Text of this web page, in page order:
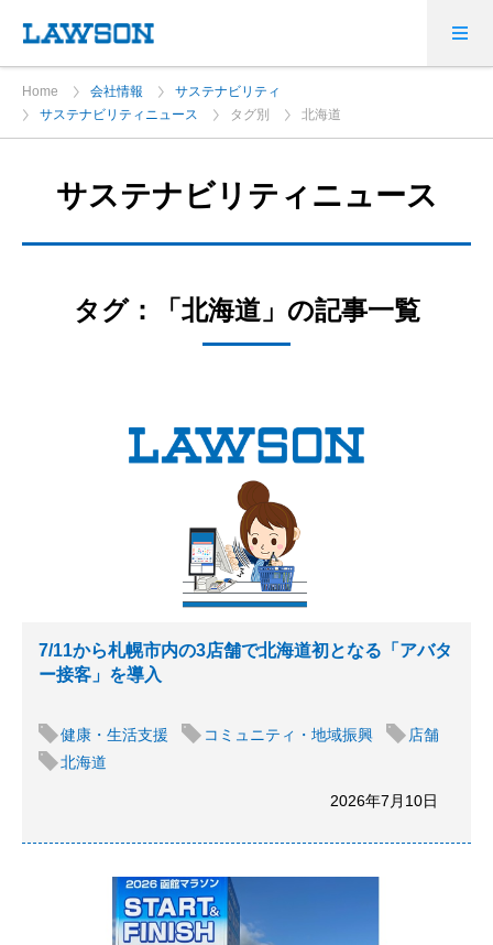
Home 会社情報
サステナビリティ
サステナビリティニュース
タグ別 北海道
サステナビリティニュース
タグ：「北海道」の記事一覧
7/11から札幌市内の3店舗で北海道初となる「アバタ
ー接客」を導入
健康・生活支援 コミュニティ・地域振興
店舗
北海道
2026年7月10日